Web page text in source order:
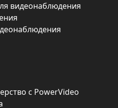
видеонаблюдения
с PowerVideo